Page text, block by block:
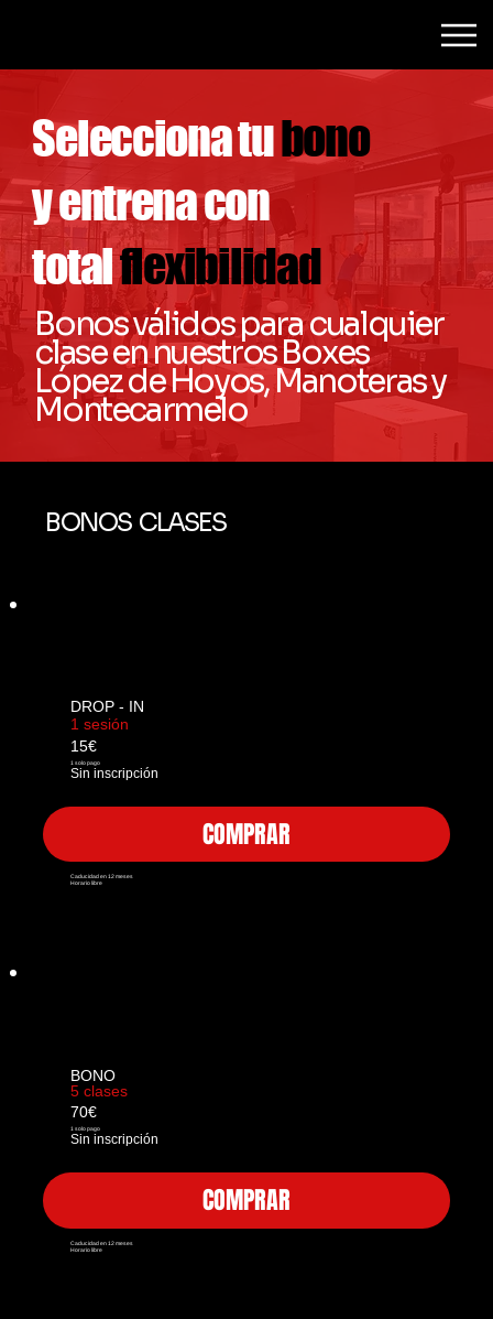
Selecciona tubono
y entrena con
totalflexibilidad
Bonos válidos para cualquier
clase en nuestros Boxes
López de Hoyos, Manoteras y
Montecarmelo
BONOS CLASES
DROP - IN
1 sesión
15€
1 solo pago
Sin inscripción
COMPRAR
Caducidad en 12 meses
Horario libre
BONO
5 clases
70€
1 solo pago
Sin inscripción
COMPRAR
Caducidad en 12 meses
Horario libre